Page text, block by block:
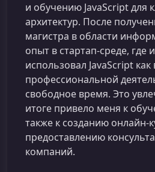
и обучению JavaScript для
архитектур. После
магистра в области
опыт в стартап-среде, где
использовал JavaScript как
профессиональной
свободное время. Это
итоге привело меня к
также к созданию онлайн-
предоставлению
компаний.